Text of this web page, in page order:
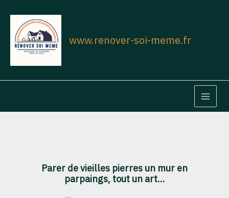
contenu
www.renover-soi-meme.fr
MAIN
Parer de vieilles pierres un mur en
parpaings, tout un art…